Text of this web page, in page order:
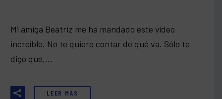
Mi amiga Beatriz me ha mandado este vídeo
increíble. No te quiero contar de qué va. Sólo te
digo que,…
LEER MÁS